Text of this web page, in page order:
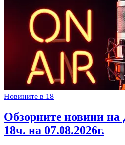
Новините в 18
Обзорните новини на
18ч. на 07.08.2026г.